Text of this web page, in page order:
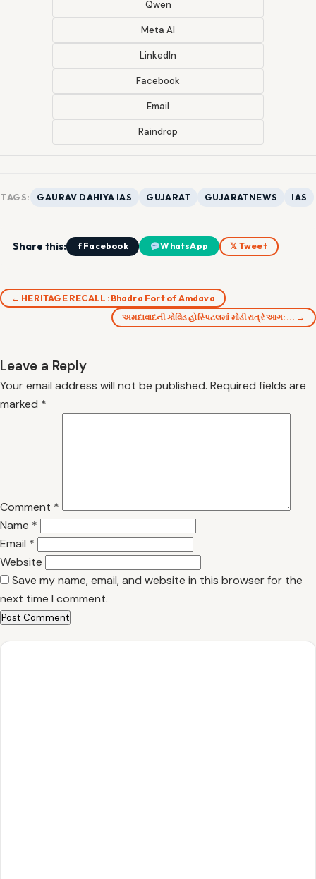
Qwen
Meta AI
LinkedIn
Facebook
Email
Raindrop
TAGS: GAURAV DAHIYA IAS GUJARAT GUJARATNEWS IAS
Share this: f Facebook WhatsApp 𝕏 Tweet
← HERITAGE RECALL :Bhadra Fort of Amdava
અમદાવાદની કોવિડ હોસ્પિટલમાં મોડી રાત્રે આગ:… →
Leave a Reply
Your email address will not be published. Required fields are
marked *
Comment *
Name *
Email *
Website
Save my name, email, and website in this browser for the
next time I comment.